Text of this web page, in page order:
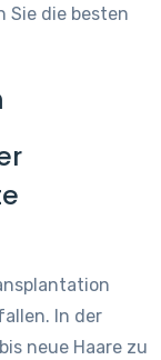
Sie die besten
In der
neue Haare zu